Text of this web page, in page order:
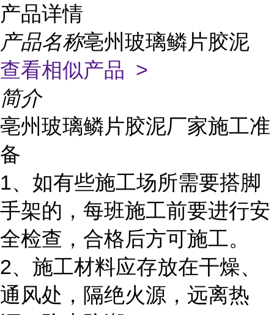
产品详情
产品名称亳州玻璃鳞片胶泥
查看相似产品 >
简介
亳州玻璃鳞片胶泥厂家施工准
备
1、如有些施工场所需要搭脚
手架的，每班施工前要进行安
全检查，合格后方可施工。
2、施工材料应存放在干燥、
通风处，隔绝火源，远离热